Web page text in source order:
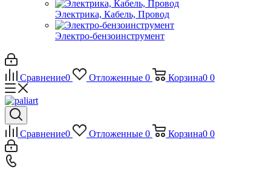
Электрика, Кабель, Провод
Электро-бензоинструмент
Сравнение0 Отложенные 0 Корзина0 0
Сравнение0 Отложенные 0 Корзина0 0